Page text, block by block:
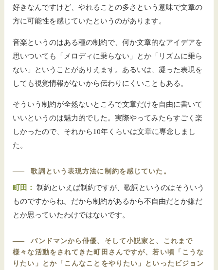
好きなんですけど、やれることの多さという意味で文章の
方に可能性を感じていたというのがあります。
音楽というのはある種の制約で、何か文章的なアイデアを
思いついても「メロディに乗らない」とか「リズムに乗ら
ない」ということがありえます。あるいは、凝った表現を
しても視覚情報がないから伝わりにくいこともある。
そういう制約が全然ないところで文章だけを自由に書いて
いいというのは魅力的でした。実際やってみたらすごく楽
しかったので、それから10年くらいは文章に専念しまし
た。
―― 歌詞という表現方法に制約を感じていた。
町田：
制約といえば制約ですが、歌詞というのはそういう
ものですからね。だから制約があるから不自由だとか嫌だ
とか思っていたわけではないです。
――
バンドマンから俳優、そして小説家と、これまで
様々な活動をされてきた町田さんですが、若い頃「こうな
りたい」とか「こんなことをやりたい」といったビジョン